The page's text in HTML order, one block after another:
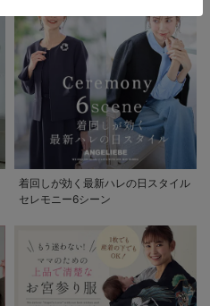
着回しが効く最新ハレの日スタイル
セレモニー6シーン